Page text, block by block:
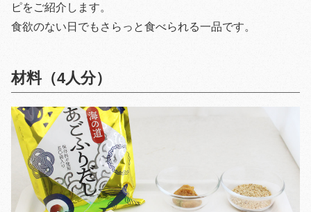
ピをご紹介します。
食欲のない日でもさらっと食べられる一品です。
材料（4人分）